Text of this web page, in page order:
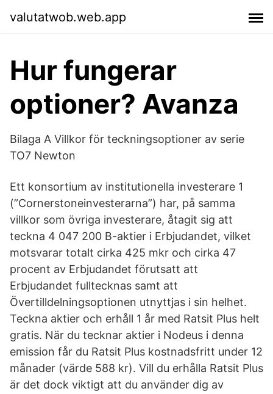
valutatwob.web.app
Hur fungerar
optioner? Avanza
Bilaga A Villkor för teckningsoptioner av serie
TO7 Newton
Ett konsortium av institutionella investerare 1
(”Cornerstoneinvesterarna”) har, på samma
villkor som övriga investerare, åtagit sig att
teckna 4 047 200 B-aktier i Erbjudandet, vilket
motsvarar totalt cirka 425 mkr och cirka 47
procent av Erbjudandet förutsatt att
Erbjudandet fulltecknas samt att
Övertilldelningsoptionen utnyttjas i sin helhet.
Teckna aktier och erhåll 1 år med Ratsit Plus helt
gratis. När du tecknar aktier i Nodeus i denna
emission får du Ratsit Plus kostnadsfritt under 12
månader (värde 588 kr). Vill du erhålla Ratsit Plus
är det dock viktigt att du använder dig av